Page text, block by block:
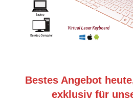
Bestes Angebot
exklusiv für